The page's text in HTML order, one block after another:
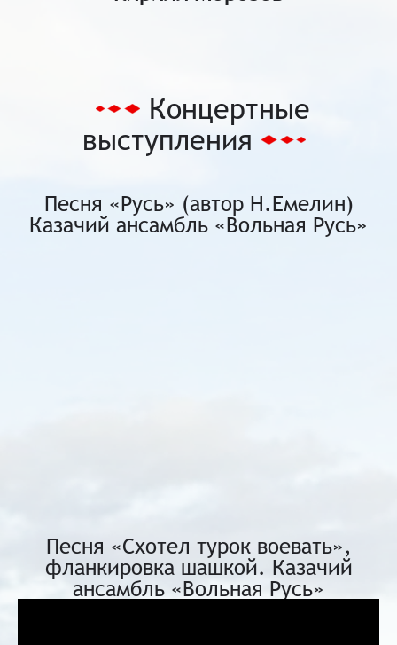
Концертные
выступления
Песня «Русь» (автор Н.Емелин)
Казачий ансамбль «Вольная Русь»
Песня «Схотел турок воевать»,
фланкировка шашкой. Казачий
ансамбль «Вольная Русь»